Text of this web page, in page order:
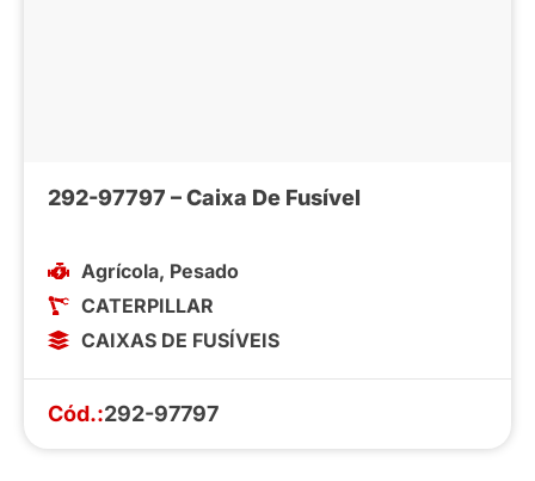
292-97797 – Caixa De Fusível
Agrícola, Pesado
CATERPILLAR
CAIXAS DE FUSÍVEIS
Cód.:292-97797